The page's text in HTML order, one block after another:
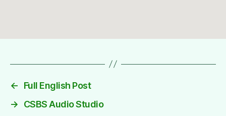
←
Full English Post
→
CSBS Audio Studio